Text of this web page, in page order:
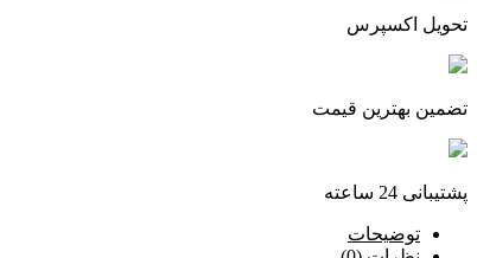
تحویل اکسپرس
تضمین بهترین قیمت
پشتیبانی 24 ساعته
توضیحات